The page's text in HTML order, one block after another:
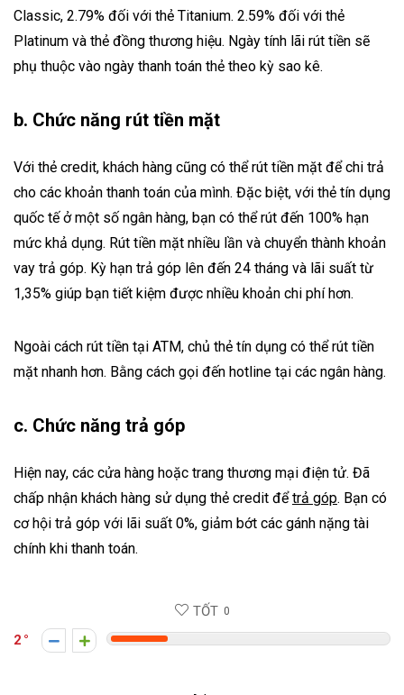
Classic, 2.79% đối với thẻ Titanium. 2.59% đối với thẻ
Platinum và thẻ đồng thương hiệu. Ngày tính lãi rút tiền sẽ
phụ thuộc vào ngày thanh toán thẻ theo kỳ sao kê.
b. Chức năng rút tiền mặt
Với thẻ credit, khách hàng cũng có thể rút tiền mặt để chi trả
cho các khoản thanh toán của mình. Đặc biệt, với thẻ tín dụng
quốc tế ở một số ngân hàng, bạn có thể rút đến 100% hạn
mức khả dụng. Rút tiền mặt nhiều lần và chuyển thành khoản
vay trả góp. Kỳ hạn trả góp lên đến 24 tháng và lãi suất từ
1,35% giúp bạn tiết kiệm được nhiều khoản chi phí hơn.
Ngoài cách rút tiền tại ATM, chủ thẻ tín dụng có thể rút tiền
mặt nhanh hơn. Bằng cách gọi đến hotline tại các ngân hàng.
c. Chức năng trả góp
Hiện nay, các cửa hàng hoặc trang thương mại điện tử. Đã
chấp nhận khách hàng sử dụng thẻ credit đểtrả góp. Bạn có
cơ hội trả góp với lãi suất 0%, giảm bớt các gánh nặng tài
chính khi thanh toán.
TỐT 0
2